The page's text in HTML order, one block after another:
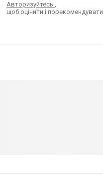
Авторизуйтесь,
щоб оцінити і порекомендувати